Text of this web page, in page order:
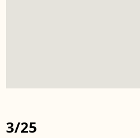
3/25